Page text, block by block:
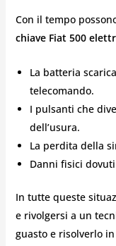
Con il tempo
chiave Fiat 500
La batteria
telecomando.
I pulsanti che
dell’usura.
La perdita della
Danni fisici
In tutte queste
e rivolgersi a un
guasto e risolverlo